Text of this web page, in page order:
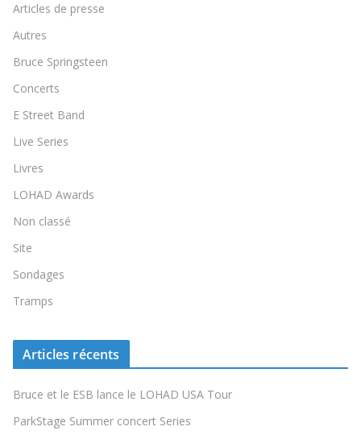
Articles de presse
Autres
Bruce Springsteen
Concerts
E Street Band
Live Series
Livres
LOHAD Awards
Non classé
Site
Sondages
Tramps
Articles récents
Bruce et le ESB lance le LOHAD USA Tour
ParkStage Summer concert Series